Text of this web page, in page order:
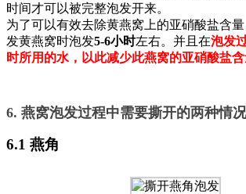
时间才可以被完整泡发开来。
为了可以有效去除黄燕窝上的亚硝酸盐含
发黄燕窝时泡发5-6小时左右。并且在泡发
时所用的水，以此减少此燕窝的亚硝酸盐
6. 燕窝泡发过程中需要撕开的两种情况
6.1 燕角